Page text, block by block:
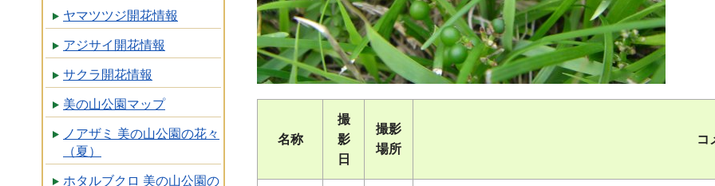
ヤマツツジ開花情報
アジサイ開花情報
サクラ開花情報
美の山公園マップ
ノアザミ 美の山公園の花々
（夏）
ホタルブクロ 美の山公園の
名称
撮
影
日
撮影
場所
コ